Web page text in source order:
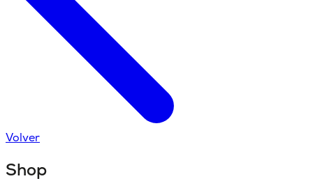
Volver
Shop